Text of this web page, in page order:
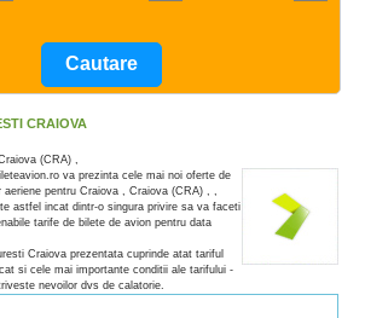
CRAIOVA
(CRA) ,
va prezinta cele mai noi oferte de
aeriene pentru Craiova , Craiova (CRA) , ,
astfel incat dintr-o singura privire sa va faceti
tarife de bilete de avion pentru data
Craiova prezentata cuprinde atat tariful
si cele mai importante conditii ale tarifului -
nevoilor dvs de calatorie.